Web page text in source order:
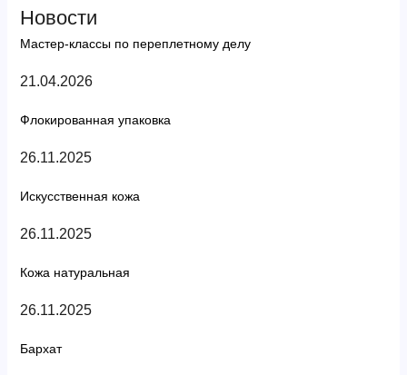
Новости
Мастер-классы по переплетному делу
21.04.2026
Флокированная упаковка
26.11.2025
Искусственная кожа
26.11.2025
Кожа натуральная
26.11.2025
Бархат